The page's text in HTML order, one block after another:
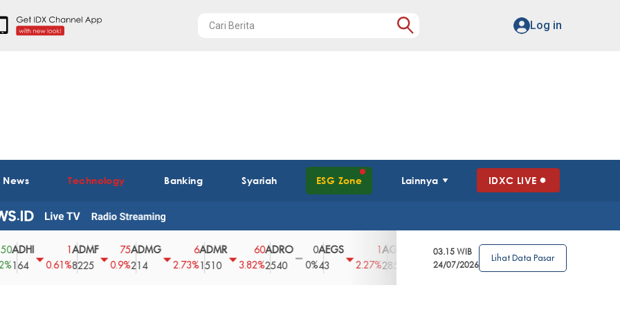
Log in
Technology Banking Syariah ESG Zone Lainnya IDXC LIVE
0.61%
ADMF
8225
75
0.9%
ADMG
214
2.73%
ADMR
1510
60
3.82%
ADRO
2540
0
0%
AEGS
2.27% 2850
3.39%
AGRO
4
2.63%
AGRS
0%
03.15 WIB
24/07/2026
Lihat Data Pasar